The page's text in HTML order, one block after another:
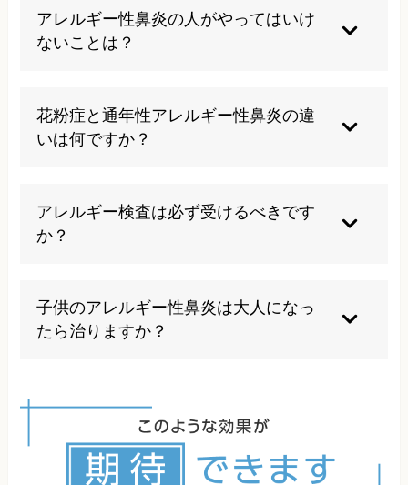
ており、適切な治療や生活環境の改善なしに完全
に治ることは稀です。ただし、体質改善により症
状の軽減は期待できます。初期段階であれば、食
することもありますが、根本的な原因が身体に残
っている場合がほとんどで、疲労の程度や環境に
よって再発するリスクがあります。
アレルギー性鼻炎の人がやってはいけ
ないことは？
こと、ストレスの蓄積、睡眠不足、過度な飲酒や
喫煙は症状を悪化させるため避けるべきです。
花粉症と通年性アレルギー性鼻炎の違
いは何ですか？
性アレルギー性鼻炎で、通年性はダニやハウスダ
ストなど一年中存在するアレルゲンが原因です。
アレルギー検査は必ず受けるべきです
か？
てられるため、症状が続く場合は検査を受けるこ
とをお勧めします。治療方針の決定にも重要な情
報となります。
子供のアレルギー性鼻炎は大人になっ
たら治りますか？
もありますが、多くの場合は成人になっても症状
が持続します。アレルギー性鼻炎の原因となる身
体の問題を特定させ、適切な施術を行う事が重要